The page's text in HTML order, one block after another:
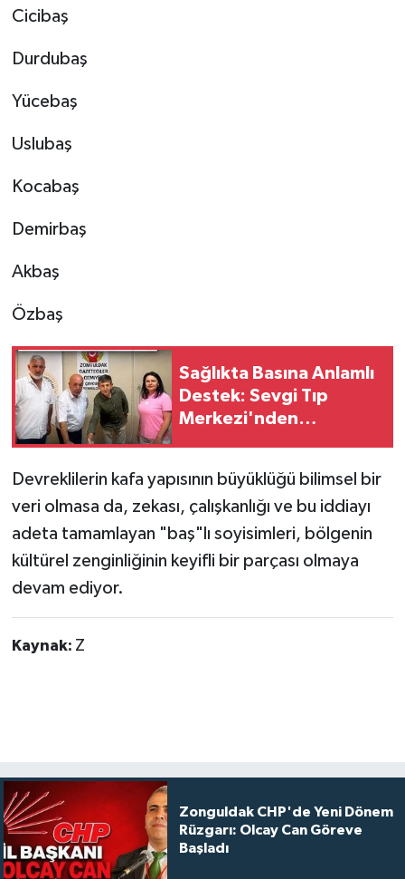
Cicibaş
Durdubaş
Yücebaş
Uslubaş
Kocabaş
Demirbaş
Akbaş
Özbaş
Sağlıkta Basına Anlamlı
Destek: Sevgi Tıp
Merkezi'nden
Devreklilerin kafa yapısının büyüklüğü bilimsel bir
veri olmasa da, zekası, çalışkanlığı ve bu iddiayı
adeta tamamlayan "baş"lı soyisimleri, bölgenin
kültürel zenginliğinin keyifli bir parçası olmaya
devam ediyor.
Kaynak: Z
Zonguldak CHP'de Yeni Dönem
Rüzgarı: Olcay Can Göreve
Başladı